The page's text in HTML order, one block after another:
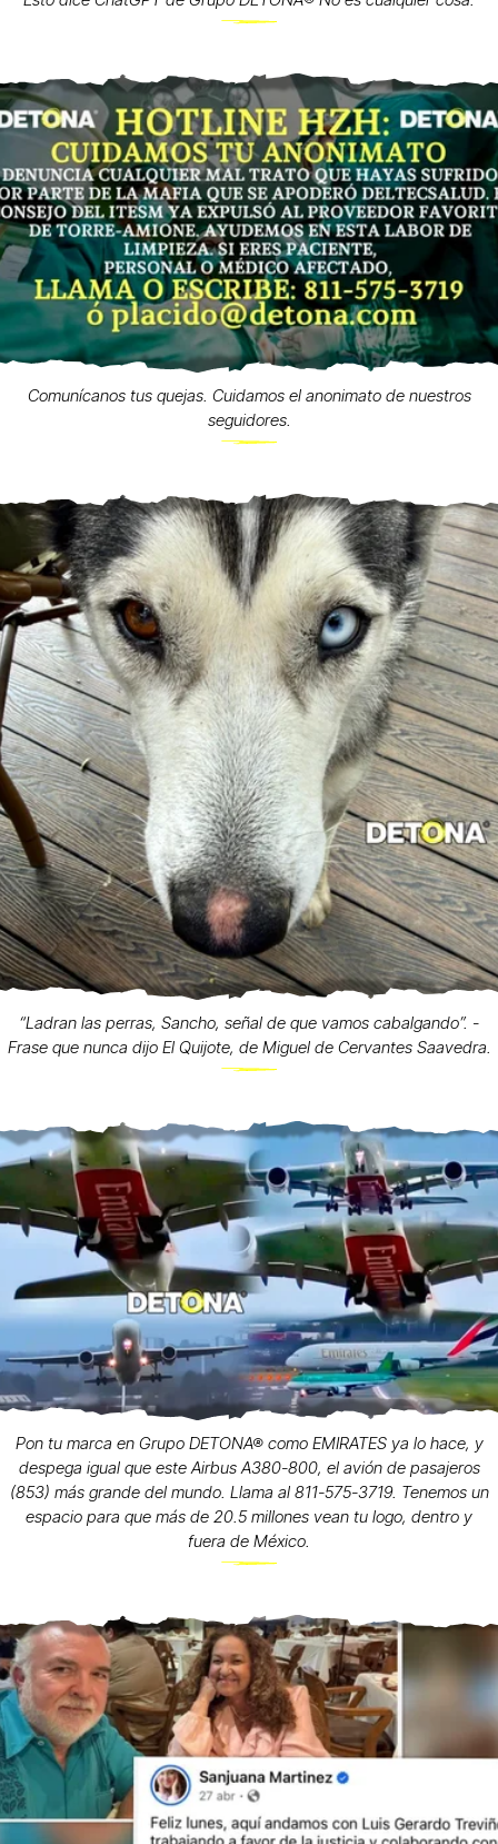
Comunícanos tus quejas. Cuidamos el anonimato de nuestros
seguidores.
“Ladran las perras, Sancho, señal de que vamos cabalgando”. -
Frase que nunca dijo El Quijote, de Miguel de Cervantes Saavedra.
Pon tu marca en Grupo DETONA® como EMIRATES ya lo hace, y
despega igual que este Airbus A380-800, el avión de pasajeros
(853) más grande del mundo. Llama al 811-575-3719. Tenemos un
espacio para que más de 20.5 millones vean tu logo, dentro y
fuera de México.